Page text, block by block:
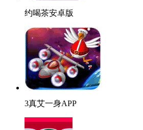
约喝茶安卓版
3真艾一身APP